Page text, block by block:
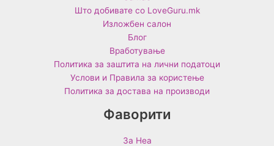
Што добивате со LoveGuru.mk
Изложбен салон
Блог
Вработување
Политика за заштита на лични податоци
Услови и Правила за користење
Политика за достава на производи
Фаворити
За Неа